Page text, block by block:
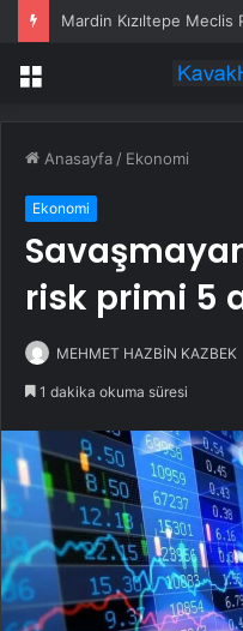
Menü
Anasayfa / Ekonomi
Ekonomi
risk primi 5
MEHMET HAZBİN KAZBEK
1 dakika okuma süresi